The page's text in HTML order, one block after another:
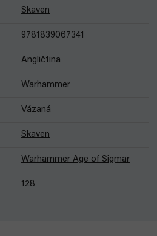
Skaven
9781839067341
Angličtina
Warhammer
Vázaná
Skaven
Warhammer Age of Sigmar
128